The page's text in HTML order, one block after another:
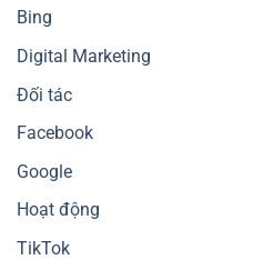
Bing
Digital Marketing
Đối tác
Facebook
Google
Hoạt động
TikTok